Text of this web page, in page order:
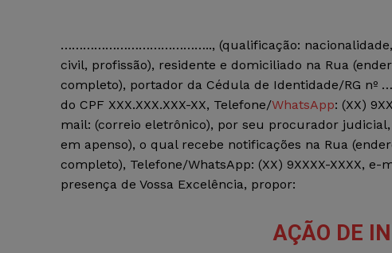
………………………………….., (qualificação: nacionalidade,
civil, profissão), residente e domiciliado na Rua
completo), portador da Cédula de Identidade/RG nº
do CPF XXX.XXX.XXX-XX, Telefone/WhatsApp: (XX)
mail: (correio eletrônico), por seu procurador
em apenso), o qual recebe notificações na Rua
completo), Telefone/WhatsApp: (XX) 9XXXX-XXXX,
presença de Vossa Excelência, propor:
AÇÃO DE